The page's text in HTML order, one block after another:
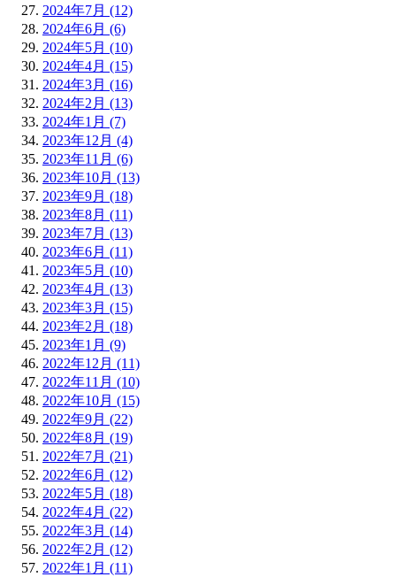
2024年7月 (12)
2024年6月 (6)
2024年5月 (10)
2024年4月 (15)
2024年3月 (16)
2024年2月 (13)
2024年1月 (7)
2023年12月 (4)
2023年11月 (6)
2023年10月 (13)
2023年9月 (18)
2023年8月 (11)
2023年7月 (13)
2023年6月 (11)
2023年5月 (10)
2023年4月 (13)
2023年3月 (15)
2023年2月 (18)
2023年1月 (9)
2022年12月 (11)
2022年11月 (10)
2022年10月 (15)
2022年9月 (22)
2022年8月 (19)
2022年7月 (21)
2022年6月 (12)
2022年5月 (18)
2022年4月 (22)
2022年3月 (14)
2022年2月 (12)
2022年1月 (11)